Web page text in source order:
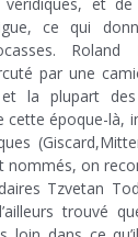
ce qui
par une
et la plupart
cette époque-là,
nommés, on
Tzvetan
trouvé